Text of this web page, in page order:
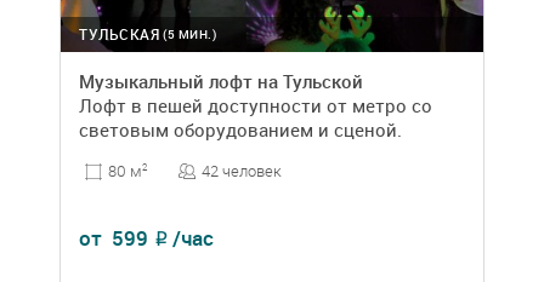
(5 МИН.)
ТУЛЬСКАЯ
Музыкальный лофт на Тульской
Лофт в пешей доступности от метро со
световым оборудованием и сценой.
80 м2 42 человек
от 599 ₽ /час